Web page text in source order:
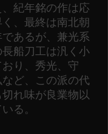
紀年銘の作は応
、最終は南北朝
あるが、兼光系
船刀工は汎く小
り、秀光、守
ど、この派の代
れ味が良業物以
る。